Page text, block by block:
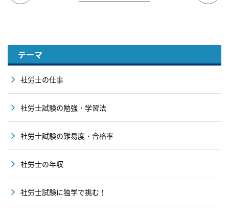
テーマ
社労士の仕事
社労士試験の勉強・学習法
社労士試験の難易度・合格率
社労士の年収
社労士試験に独学で挑む！